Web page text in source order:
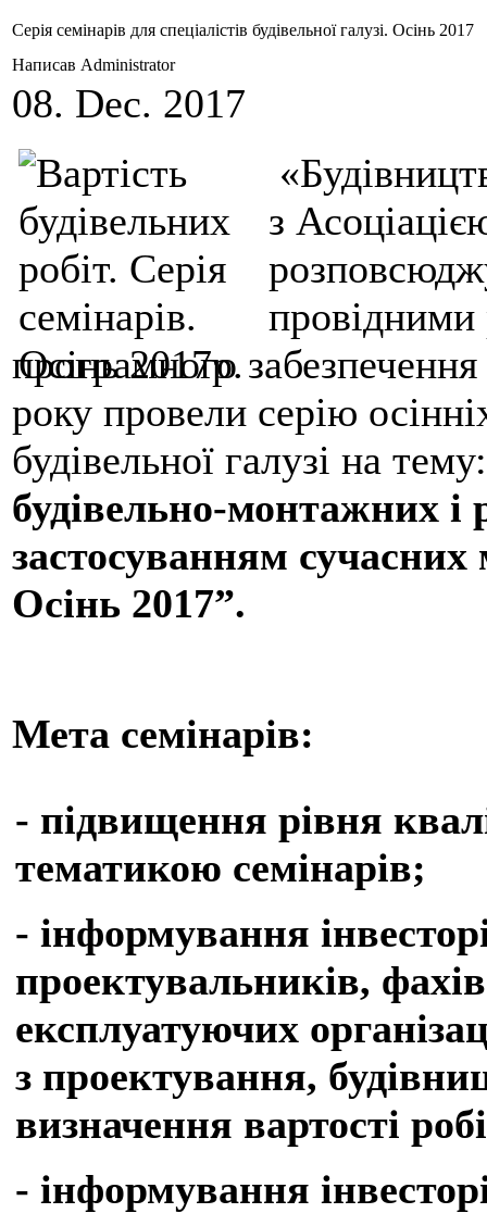
Серія семінарів для спеціалістів будівельної галузі. Осінь 2017
Написав Administrator
08. Dec. 2017
з
програмного
року провели серію
будівельної галузі на
будівельно-монтажних і
застосуванням сучасних
Осінь 2017”.
Мета семінарів:
- підвищення рівня
тематикою семінарів;
- інформування
проектувальників,
експлуатуючих
з проектування,
визначення вартості
- інформування